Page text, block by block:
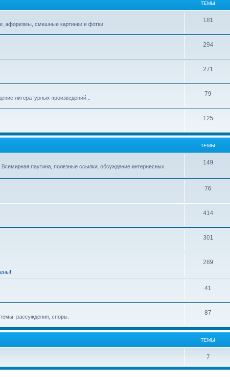
ТЕМЫ
афоризмы, смешные картинки и фотки
181
294
271
литературных произведений...
79
125
ТЕМЫ
паутина, полезные ссылки, обсуждение интернесных
149
76
414
301
289
41
рассуждения, споры.
87
ТЕМЫ
7